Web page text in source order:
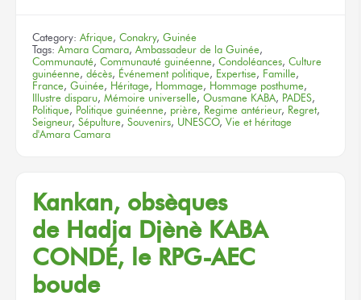
Category: Afrique, Conakry, Guinée
Tags: Amara Camara, Ambassadeur de la Guinée,
Communauté, Communauté guinéenne, Condoléances, Culture
guinéenne, décès, Événement politique, Expertise, Famille,
France, Guinée, Héritage, Hommage, Hommage posthume,
Illustre disparu, Mémoire universelle, Ousmane KABA, PADES,
Politique, Politique guinéenne, prière, Regime antérieur, Regret,
Seigneur, Sépulture, Souvenirs, UNESCO, Vie et héritage
d'Amara Camara
Kankan, obsèques
de Hadja Djènè KABA
CONDÉ, le RPG-AEC
boude